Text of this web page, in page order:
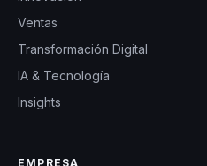
Ventas
Transformación Digital
IA & Tecnología
Insights
EMPRESA